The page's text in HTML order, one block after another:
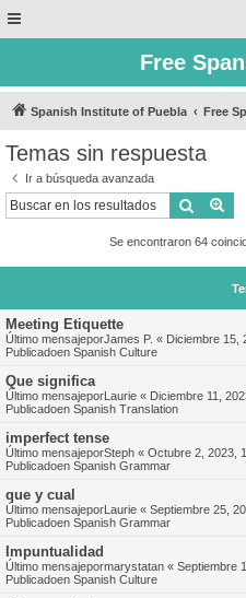
Free
Spanish Institute of Puebla Free
Temas sin respuesta
Ir a búsqueda avanzada
Buscar
Se encontraron 64
Meeting Etiquette
Último mensajeporJames P. « Diciembre 15,
Publicadoen Spanish Culture
Que significa
Último mensajeporLaurie « Diciembre 11,
Publicadoen Spanish Translation
imperfect tense
Último mensajeporSteph « Octubre 2, 2023,
Publicadoen Spanish Grammar
que y cual
Último mensajeporLaurie « Septiembre 25,
Publicadoen Spanish Grammar
Impuntualidad
Último mensajepormarystatan « Septiembre
Publicadoen Spanish Culture